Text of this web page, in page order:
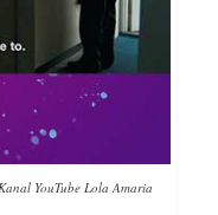
YouTube Lola Amaria